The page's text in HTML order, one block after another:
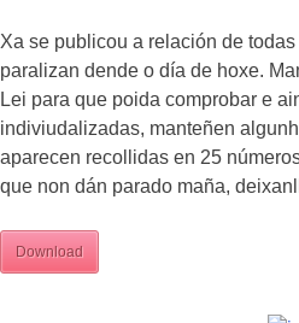
Xa se publicou a relación de
paralizan dende o día de hoxe.
Lei para que poida comprobar e
indiviudalizadas, manteñen
aparecen recollidas en 25
que non dán parado maña,
Download